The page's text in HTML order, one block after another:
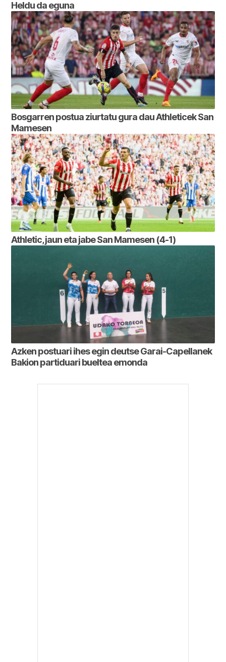
Heldu da eguna
Bosgarren postua ziurtatu gura dau Athleticek San
Mamesen
Athletic, jaun eta jabe San Mamesen (4-1)
Azken postuari ihes egin deutse Garai-Capellanek
Bakion partiduari bueltea emonda